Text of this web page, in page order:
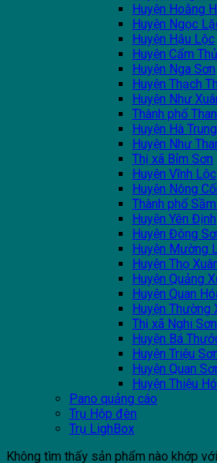
Huyện Hoằng
Huyện Ngọc
Huyện Hậu Lộc
Huyện Cẩm
Huyện Nga Sơn
Huyện Thạch
Huyện Như
Thành phố
Huyện Hà Trung
Huyện Như
Thị xã Bỉm Sơn
Huyện Vĩnh Lộc
Huyện Nông
Thành phố
Huyện Yên Định
Huyện Đông
Huyện Mường
Huyện Thọ
Huyện Quảng
Huyện Quan
Huyện Thường
Thị xã Nghi Sơn
Huyện Bá
Huyện Triệu
Huyện Quan
Huyện Thiệu
Pano quảng cáo
Trụ Hộp đèn
Trụ LighBox
Không tìm thấy sản phẩm nào khớp